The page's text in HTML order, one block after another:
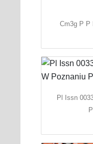
Cm3g P P
Pl Issn